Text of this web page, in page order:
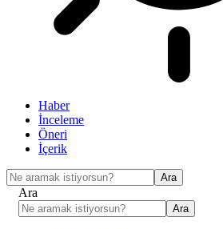
Haber
İnceleme
Öneri
İçerik
Ara